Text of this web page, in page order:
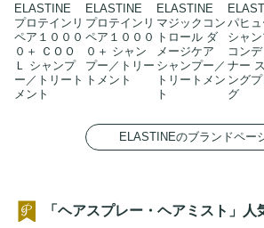
ELASTINE
プロテインリ
ペア１０００
０＋ ＣＯＯ
Ｌ シャンプ
ー／トリート
メント
ELASTINE
プロテインリ
ペア１０００
０＋ シャン
プー／トリー
トメント
ELASTINE
マジックコン
トロール ダ
メージケア
シャンプー／
トリートメン
ト
パヒ
シャ
コン
ナー
ング
グ
ELASTINEのブランドペー
「ヘアスプレー・ヘアミスト」人